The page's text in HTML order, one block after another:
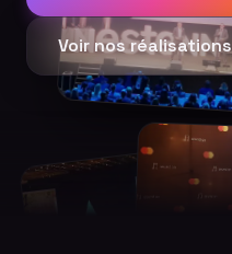
Voir nos réalisations